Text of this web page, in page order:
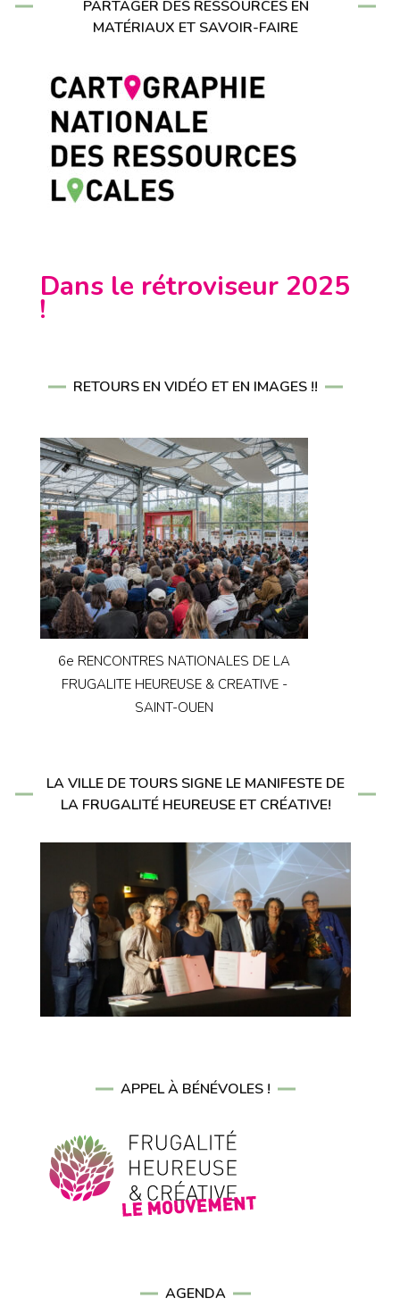
PARTAGER DES RESSOURCES EN
MATÉRIAUX ET SAVOIR-FAIRE
Dans le rétroviseur 2025
!
RETOURS EN VIDÉO ET EN IMAGES !!
6e RENCONTRES NATIONALES DE LA
FRUGALITE HEUREUSE & CREATIVE -
SAINT-OUEN
LA VILLE DE TOURS SIGNE LE MANIFESTE DE
LA FRUGALITÉ HEUREUSE ET CRÉATIVE!
APPEL À BÉNÉVOLES !
AGENDA